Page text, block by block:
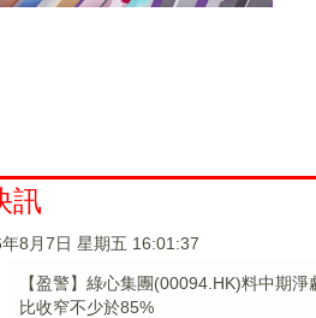
訊
8月7日 星期五 16:01:38
【盈警】綠心集團(00094.HK)料中期淨
比收窄不少於85%